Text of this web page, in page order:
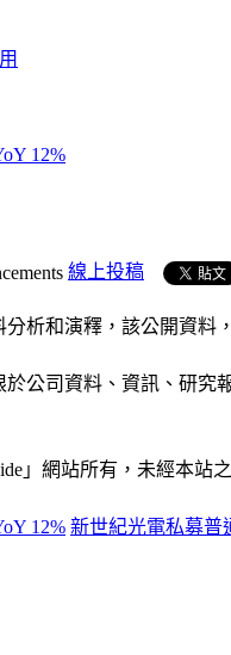
12%
線上投稿
析和演釋，該公開資
公司資料、資訊、研
」網站所有，未經本
12% 新世紀光電私募普